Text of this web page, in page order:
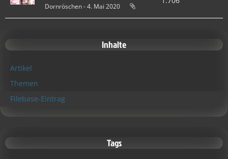
Dornröschen -4. Mai 2020
Inhalte
Artikel
Themen
Filebase-Eintrag
Tags